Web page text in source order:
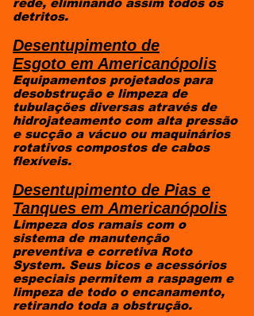
rede, eliminando assim todos os
detritos.
Desentupimento de
Esgoto em Americanópolis
Equipamentos projetados para
desobstrução e limpeza de
tubulações diversas através de
hidrojateamento com alta pressão
e sucção a vácuo ou maquinários
rotativos compostos de cabos
flexíveis.
Desentupimento de Pias e
Tanques em Americanópolis
Limpeza dos ramais com o
sistema de manutenção
preventiva e corretiva Roto
System. Seus bicos e acessórios
especiais permitem a raspagem e
limpeza de todo o encanamento,
retirando toda a obstrução.